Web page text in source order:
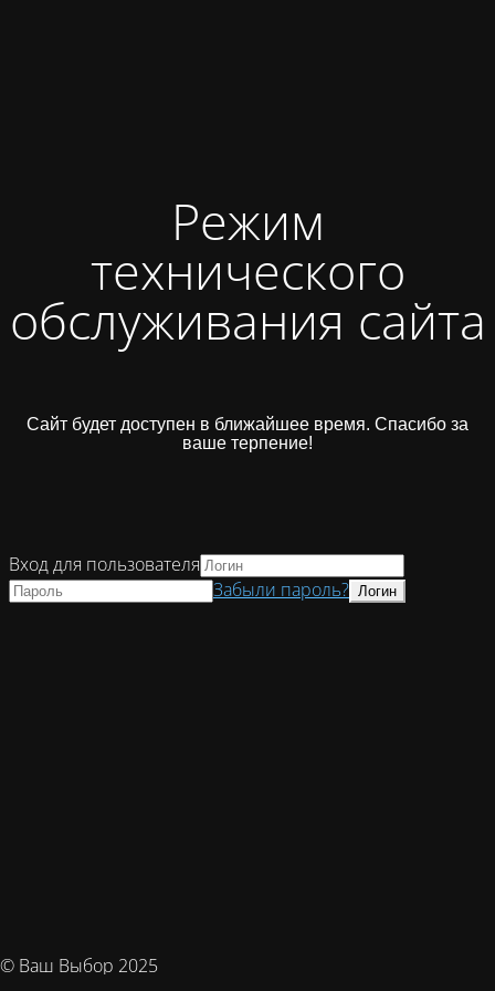
Режим
технического
обслуживания сайта
Сайт будет доступен в ближайшее время. Спасибо за
ваше терпение!
© Ваш Выбор 2025
Вход для пользователя
Забыли пароль?